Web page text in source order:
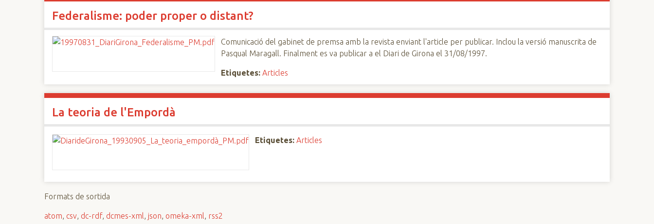
Federalisme: poder proper o distant?
Comunicació del gabinet de premsa amb la revista enviant l'article per publicar. Inclou la versió manuscrita de
Pasqual Maragall. Finalment es va publicar a el Diari de Girona el 31/08/1997.
Etiquetes: Articles
La teoria de l'Empordà
Etiquetes: Articles
Formats de sortida
atom, csv, dc-rdf, dcmes-xml,json,omeka-xml, rss2